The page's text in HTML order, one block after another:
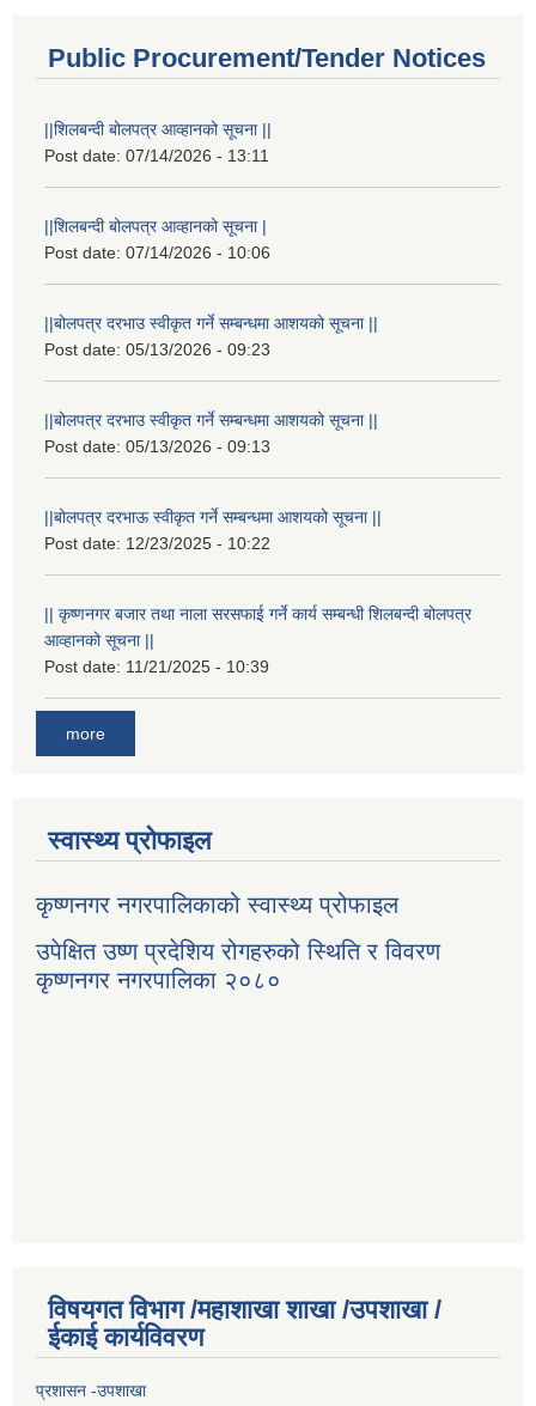
Public Procurement/Tender Notices
||शिलबन्दी बोलपत्र आव्हानको सूचना ||
Post date: 07/14/2026 - 13:11
||शिलबन्दी बोलपत्र आव्हानको सूचना |
Post date: 07/14/2026 - 10:06
||बोलपत्र दरभाउ स्वीकृत गर्ने सम्बन्धमा आशयको सूचना ||
Post date: 05/13/2026 - 09:23
||बोलपत्र दरभाउ स्वीकृत गर्ने सम्बन्धमा आशयको सूचना ||
Post date: 05/13/2026 - 09:13
||बोलपत्र दरभाऊ स्वीकृत गर्ने सम्बन्धमा आशयको सूचना ||
Post date: 12/23/2025 - 10:22
|| कृष्णनगर बजार तथा नाला सरसफाई गर्ने कार्य सम्बन्धी शिलबन्दी बोलपत्र
आव्हानको सूचना ||
Post date: 11/21/2025 - 10:39
more
स्वास्थ्य प्रोफाइल
कृष्णनगर नगरपालिकाको स्वास्थ्य प्रोफाइल
उपेक्षित उष्ण प्रदेशिय रोगहरुको स्थिति र विवरण
कृष्णनगर नगरपालिका २०८०
विषयगत विभाग /महाशाखा शाखा /उपशाखा /
ईकाई कार्यविवरण
प्रशासन -उपशाखा